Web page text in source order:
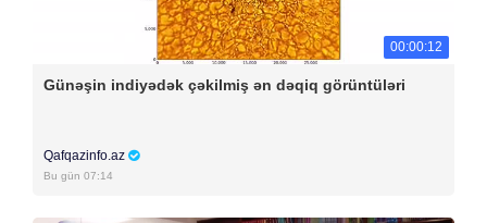
00:00:12
Günəşin indiyədək çəkilmiş ən dəqiq görüntüləri
Qafqazinfo.az
Bu gün 07:14